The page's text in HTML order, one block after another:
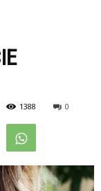
1388 0